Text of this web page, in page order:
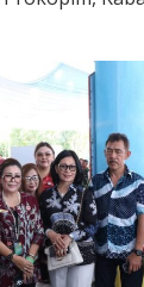
U
D
e
k
r
a
n
a
s